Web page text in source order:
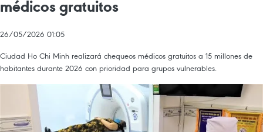
médicos gratuitos
26/05/2026 01:05
Ciudad Ho Chi Minh realizará chequeos médicos gratuitos a 15 millones de
habitantes durante 2026 con prioridad para grupos vulnerables.